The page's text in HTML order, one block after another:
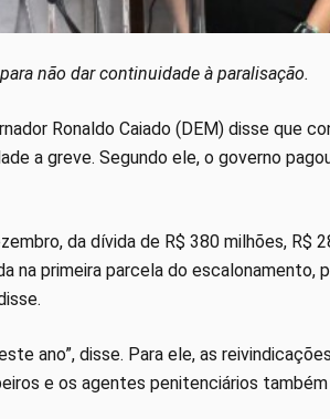
não dar continuidade à paralisação.
Ronaldo Caiado (DEM) disse que
a greve. Segundo ele, o governo
da dívida de R$ 380 milhões, R$
na primeira parcela do escalonamento,
ano”, disse. Para ele, as
e os agentes penitenciários